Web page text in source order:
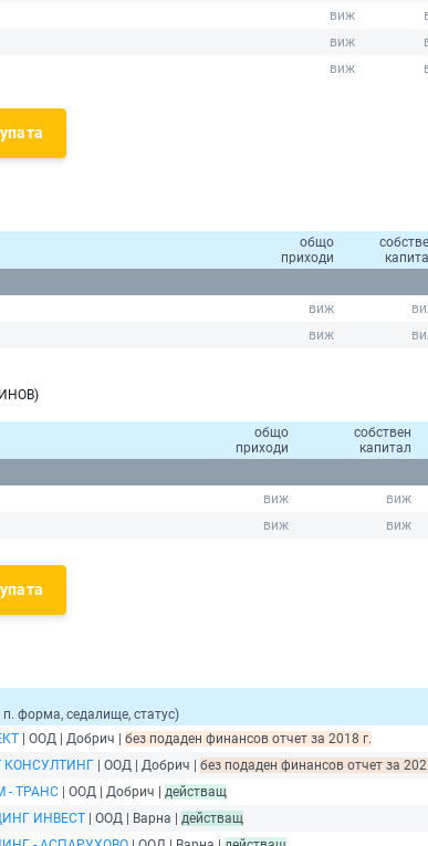
общо
приходи
общо
приходи
собствен
капитал
форма, седалище, статус)
| ООД | Добрич | без подаден финансов отчет за 2018 г.
| ООД | Добрич | без подаден финансов отчет за
- ТРАНС | ООД | Добрич | действащ
ИНВЕСТ | ООД | Варна | действащ